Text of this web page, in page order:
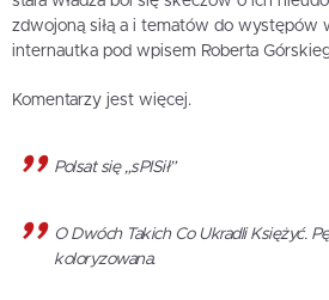
zdwojoną siłą a i tematów do występów
internautka pod wpisem Roberta
Komentarzy jest więcej.
Polsat się „sPISił”
O Dwóch Takich Co Ukradli Księżyć.
koloryzowana.